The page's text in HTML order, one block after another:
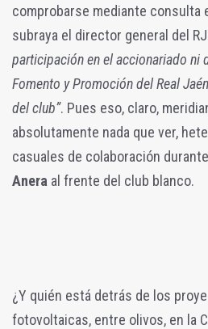
comprobarse mediante consulta
subraya el director general del
participación en el accionariado ni
Fomento y Promoción del Real
del club”. Pues eso, claro,
absolutamente nada que ver,
casuales de colaboración
Anera al frente del club blanco.
¿Y quién está detrás de los
fotovoltaicas, entre olivos, en la